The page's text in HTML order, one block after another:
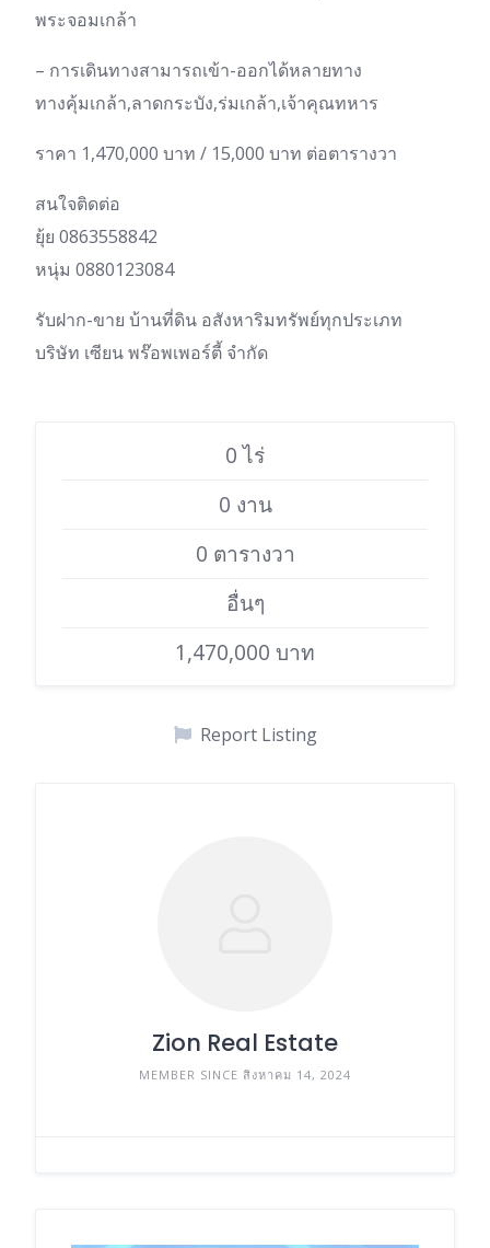
พระจอมเกล้า
– การเดินทางสามารถเข้า-ออกได้หลายทาง
ทางคุ้มเกล้า,ลาดกระบัง,ร่มเกล้า,เจ้าคุณทหาร
ราคา 1,470,000 บาท / 15,000 บาท ต่อตารางวา
สนใจติดต่อ
ยุ้ย 0863558842
หนุ่ม 0880123084
รับฝาก-ขาย บ้านที่ดิน อสังหาริมทรัพย์ทุกประเภท
บริษัท เซียน พร๊อพเพอร์ตี้ จำกัด
0 ไร่
0 งาน
0 ตารางวา
อื่นๆ
1,470,000 บาท
Report Listing
Zion Real Estate
MEMBER SINCE สิงหาคม 14, 2024